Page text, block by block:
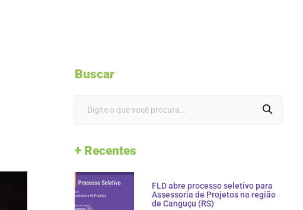
Buscar
+ Recentes
FLD abre processo seletivo para
Assessoria de Projetos na região
de Canguçu (RS)